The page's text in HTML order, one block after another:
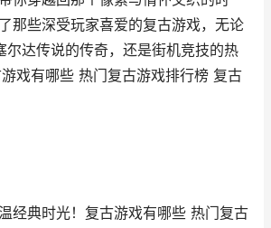
那些深受玩家喜爱的复古游戏，无论
尔达传说的传奇，还是街机竞技的热
戏有哪些 热门复古游戏排行榜 复古
经典时光！复古游戏有哪些 热门复古